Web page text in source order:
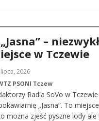
„Jasna” –
w Tczewie
2026
PSONI Tczew
Radia SoVo w
„Jasna”. To
można zjeść pyszne lody ale